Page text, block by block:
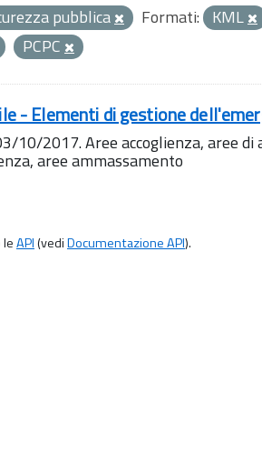
pubblica Formati: KML
PCPC
- Elementi di gestione
10/2017. Aree accoglienza, aree di
aree ammassamento
API(vediDocumentazione API).